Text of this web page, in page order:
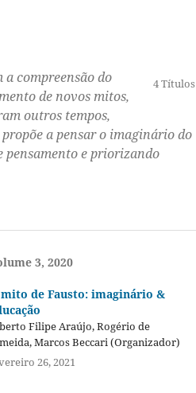
4 Títulos
compreensão do
de novos mitos,
outros tempos,
a pensar o imaginário do
e priorizando
3, 2020
de Fausto: imaginário &
Filipe Araújo, Rogério de
Marcos Beccari (Organizador)
26, 2021